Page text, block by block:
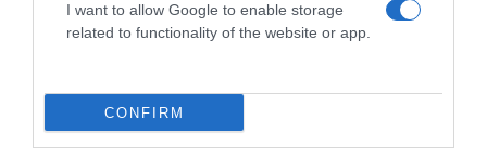
I want to allow Google to enable storage
related to functionality of the website or app.
CONFIRM
2026-08-07.
Túlzott félelem a közös jövőtől – hogyan kerüld el egy új